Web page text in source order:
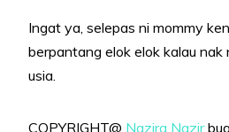
Ingat ya, selepas ni mommy
berpantang elok elok kalau nak
usia.
COPYRIGHT@ Nazira Nazir